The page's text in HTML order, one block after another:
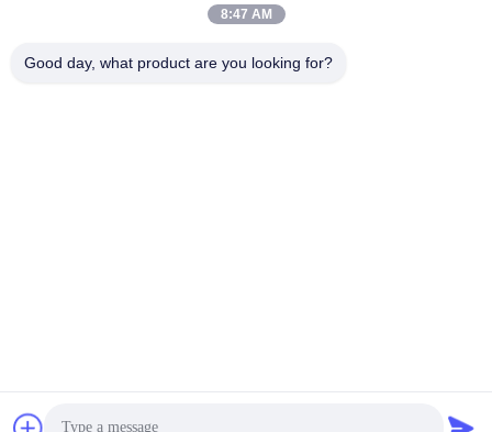
전화
Chengdu Chelation Biology Technology Co., Ltd. 모두 모든 권리
8:47 AM
Good day, what product are you looking for?